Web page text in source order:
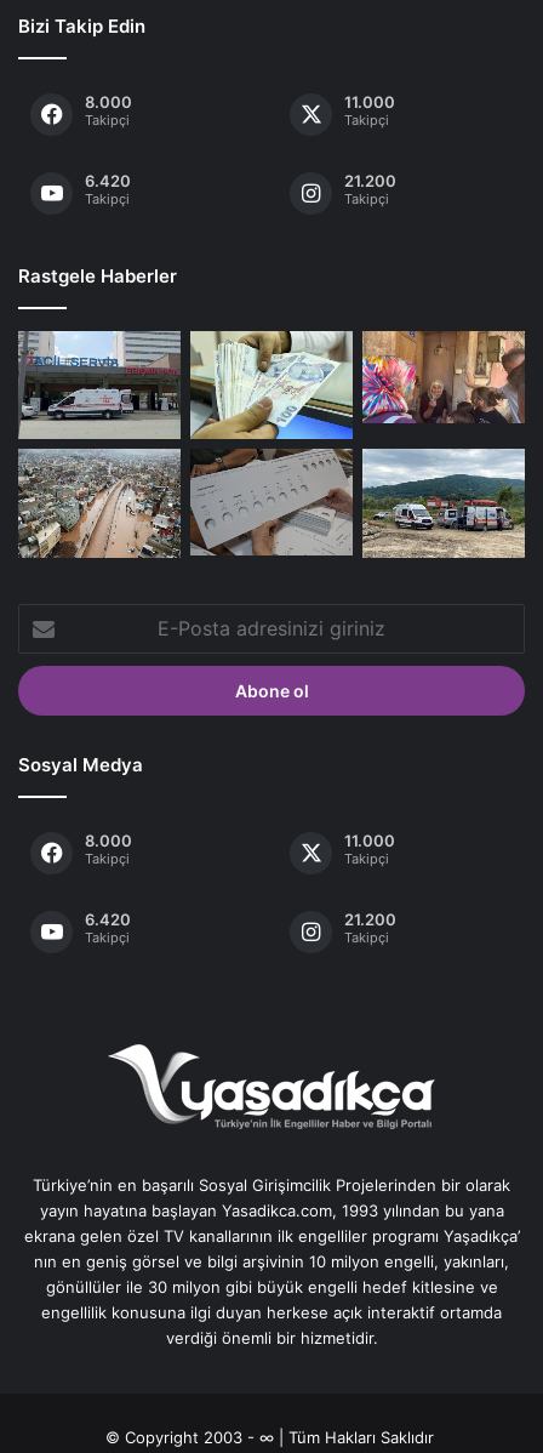
Bizi Takip Edin
8.000
Takipçi
11.000
Takipçi
6.420
Takipçi
21.200
Takipçi
Rastgele Haberler
Posta
adresinizi
giriniz
Sosyal Medya
8.000
Takipçi
11.000
Takipçi
6.420
Takipçi
21.200
Takipçi
Türkiye’nin en başarılı Sosyal Girişimcilik Projelerinden bir olarak
yayın hayatına başlayan Yasadikca.com, 1993 yılından bu yana
ekrana gelen özel TV kanallarının ilk engelliler programı Yaşadıkça’
nın en geniş görsel ve bilgi arşivinin 10 milyon engelli, yakınları,
gönüllüler ile 30 milyon gibi büyük engelli hedef kitlesine ve
engellilik konusuna ilgi duyan herkese açık interaktif ortamda
verdiği önemli bir hizmetidir.
© Copyright 2003 - ∞ | Tüm Hakları Saklıdır